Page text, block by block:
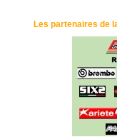
Les partenaires de